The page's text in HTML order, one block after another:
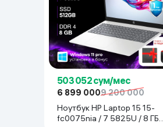
503 052 сум/мес
6 899 0009 200 000
Ноутбук HP Laptop 15 15-
fc0075nia / 7 5825U / 8 ГБ /